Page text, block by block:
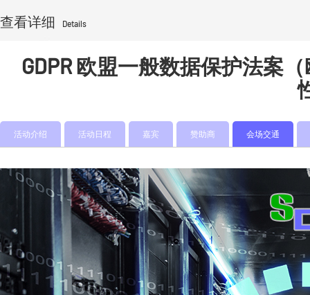
查看详细 Details
GDPR 欧盟一般数据保护法案
活动介绍 活动日程 嘉宾 赞助商 会场交通